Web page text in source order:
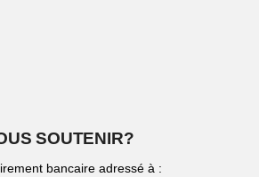
SOUTENIR?
bancaire adressé à :